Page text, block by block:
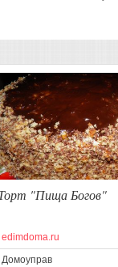
"Пища Богов"
edimdoma.ru
Домоуправ